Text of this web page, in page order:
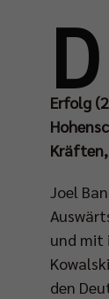
D
Erfolg
Kräften,
Joel
und mit
den